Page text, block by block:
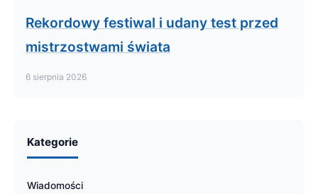
Rekordowy festiwal i udany test przed
mistrzostwami świata
6 sierpnia 2026
Kategorie
Wiadomości